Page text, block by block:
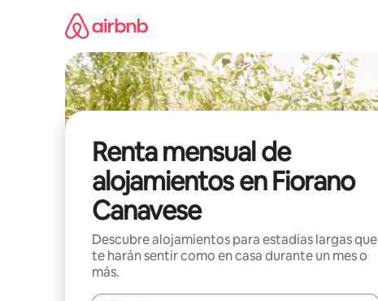
Renta mensual de
alojamientos en Fiorano
Canavese
Descubre alojamientos para estadías largas que
te harán sentir como en casa durante un mes o
más.